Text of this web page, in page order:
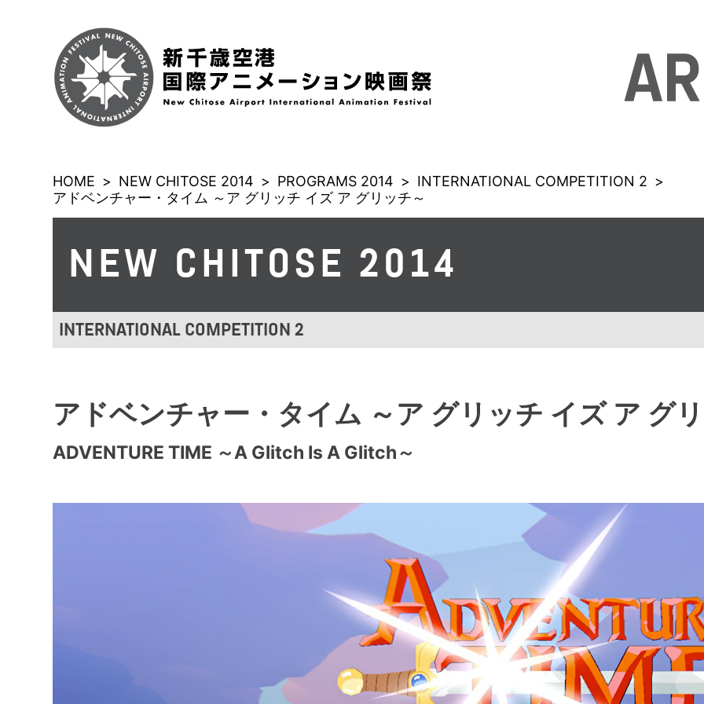
HOME > NEW CHITOSE 2014 > PROGRAMS 2014 > INTERNATIONAL COMPETITION 2 >
アドベンチャー・タイム ～ア グリッチ イズ ア グリッチ～
NEW CHITOSE 2014
INTERNATIONAL COMPETITION 2
アドベンチャー・タイム ～ア グリッチ イズ ア グ
ADVENTURE TIME ～A Glitch Is A Glitch～